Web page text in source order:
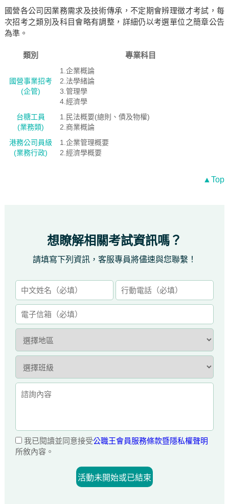
國營各公司因業務需求及技術傳承，不定期會辨理徵才考試，每
次招考之類別及科目會略有調整，詳細仍以考選單位之簡章公告
為準。
類別 專業科目
國營事業招考
(企管)
1.企業概論
2.法學緒論
3.管理學
4.經濟學
台糖工員
(業務類)
1.民法概要(總則、債及物權)
2.商業概論
港務公司員級
(業務行政)
1.企業管理概要
2.經濟學概要
▲Top
想瞭解相關考試資訊嗎？
請填寫下列資訊，客服專員將儘速與您聯繫！
我已閱讀並同意接受公職王會員服務條款暨隱私權聲明
所敘內容。
活動未開始或已結束